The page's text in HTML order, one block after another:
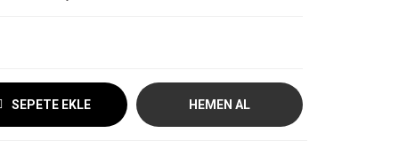
SEPETE EKLE HEMEN AL